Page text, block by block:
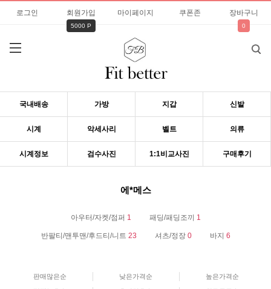
로그인 회원가입
5000 P
마이페이지 쿠폰존 장바구니
0
국내배송 가방 지갑 신발
시계 악세사리 벨트 의류
시계정보 검수사진 1:1비교사진 구매후기
에*메스
아우터/자켓/점퍼 1 패딩/패딩조끼 1
반팔티/맨투맨/후드티/니트 23 셔츠/정장 0 바지 6
판매많은순 낮은가격순 높은가격순